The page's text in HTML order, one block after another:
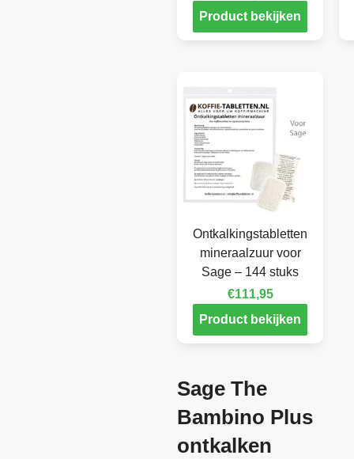
Product bekijken
Ontkalkingstabletten
mineraalzuur voor
Sage – 144 stuks
€111,95
Product bekijken
Sage The
Bambino Plus
ontkalken